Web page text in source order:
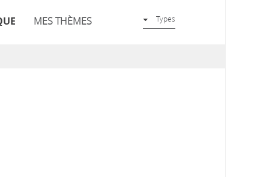
MES THÈMES Types